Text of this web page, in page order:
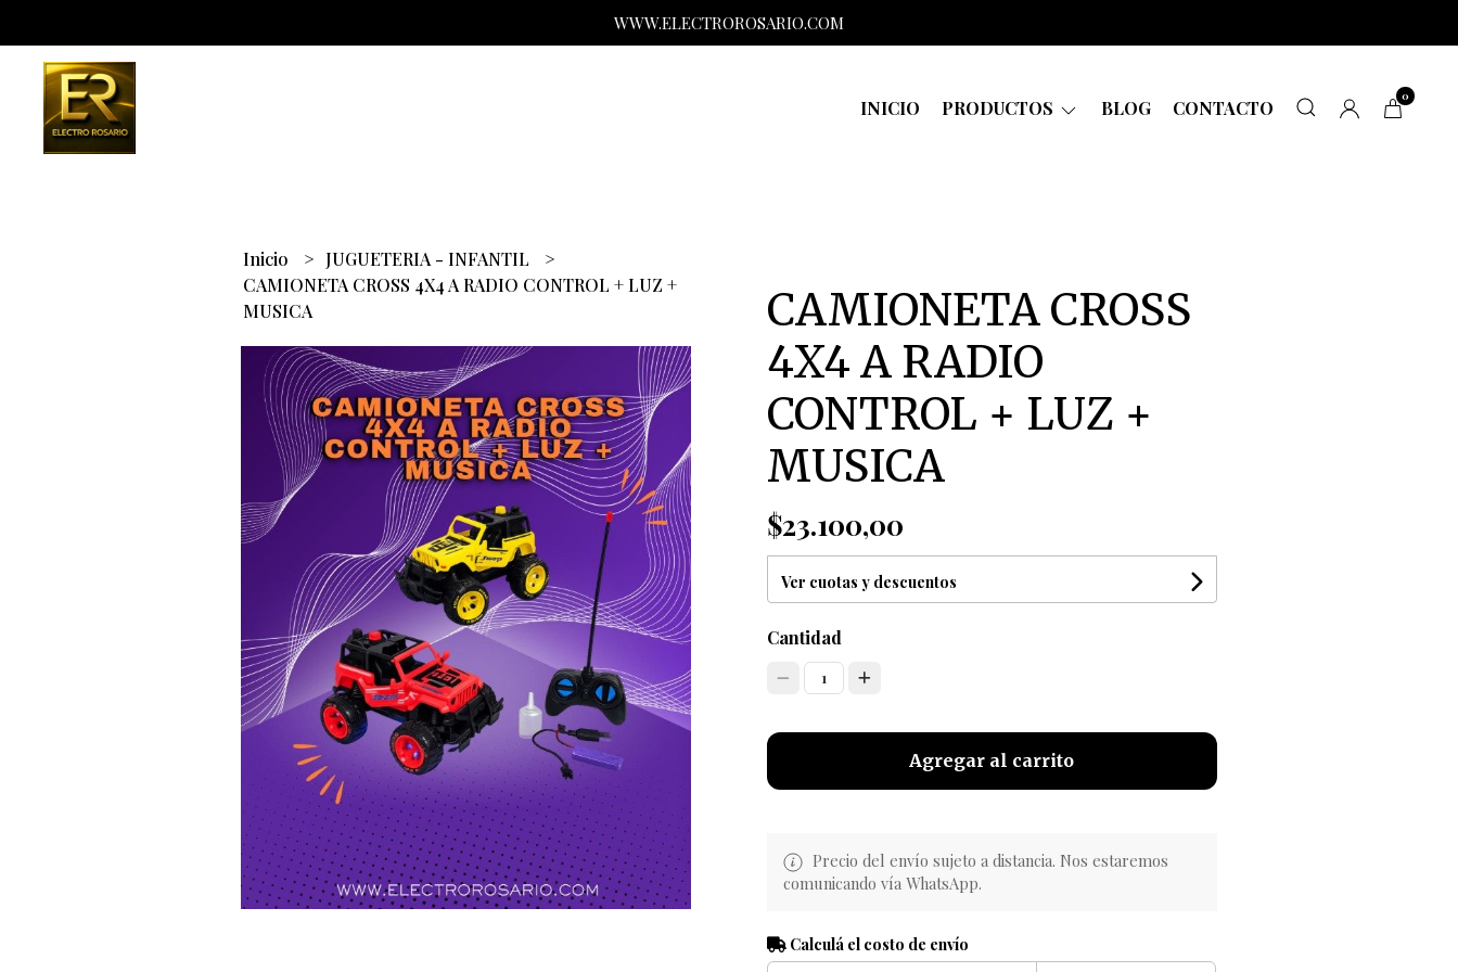
WWW.ELECTROROSARIO.COM
INICIO PRODUCTOS BLOG CONTACTO
0
Inicio
JUGUETERIA - INFANTIL
CAMIONETA CROSS 4X4 A RADIO CONTROL + LUZ +
MUSICA
CAMIONETA CROSS
4X4 A RADIO
CONTROL + LUZ +
MUSICA
$23.100,00
Ver cuotas y descuentos
Cantidad
1
Agregar al carrito
Precio del envío sujeto a distancia. Nos estaremos
comunicando vía WhatsApp.
Calculá el costo de envío